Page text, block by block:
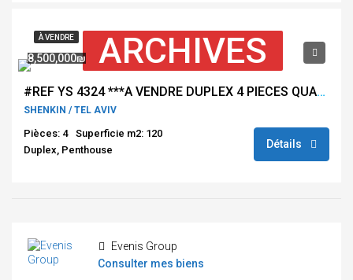
À VENDRE ARCHIVES
8,500,000₪
#REF YS 4324 ***A VENDRE DUPLEX 4 PIECES QUARTIER SHENKIN / TEL AVIV***
SHENKIN / TEL AVIV
Pièces: 4
Superficie m2: 120
Duplex, Penthouse
Détails
Evenis Group
Consulter mes biens